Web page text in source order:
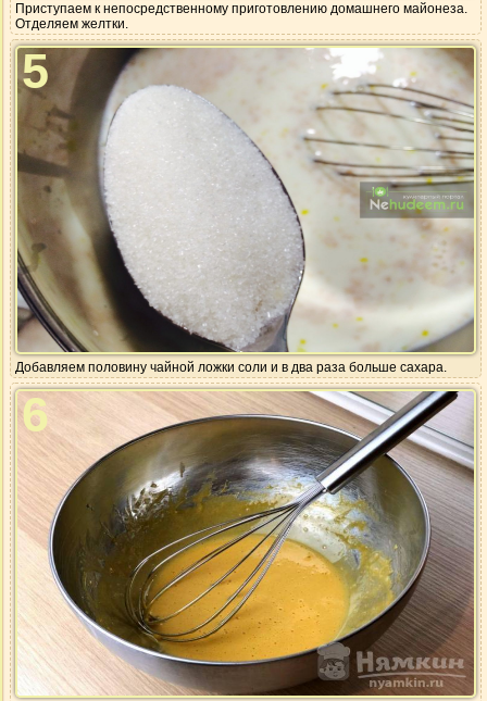
Приступаем к непосредственному приготовлению домашнего майонеза.
Отделяем желтки.
5
Добавляем половину чайной ложки соли и в два раза больше сахара.
6